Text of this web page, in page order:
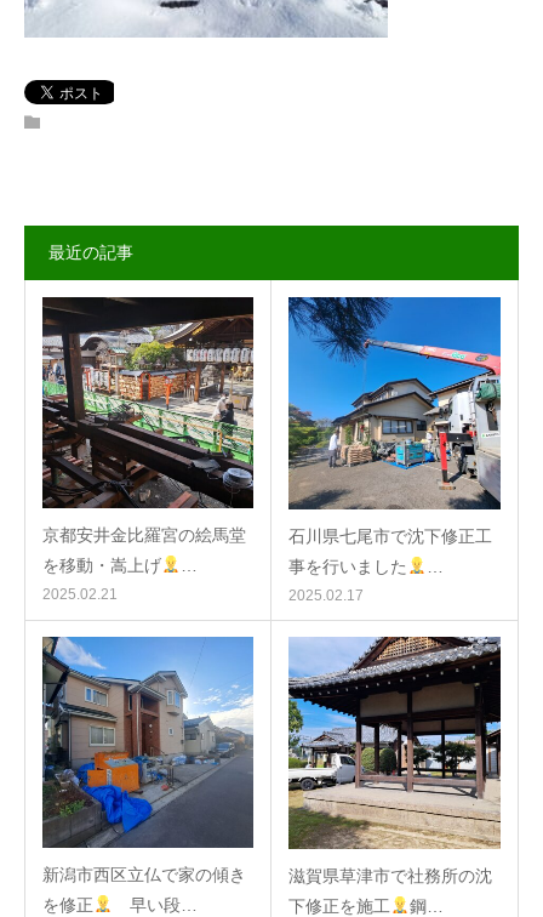
最近の記事
京都安井金比羅宮の絵馬堂
を移動・嵩上げ
2025.02.21
石川県七尾市で沈下修正工
事を行いました
2025.02.17
新潟市西区立仏で家の傾き
を修正
早い段…
滋賀県草津市で社務所の沈
下修正を施工
鋼…
お問い合わせ